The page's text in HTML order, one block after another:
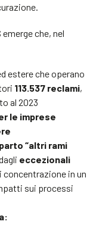
che, nel
estere che operano
113.537 reclami,
al 2023
le imprese
“altri rami
eccezionali
concentrazione in un
sui processi